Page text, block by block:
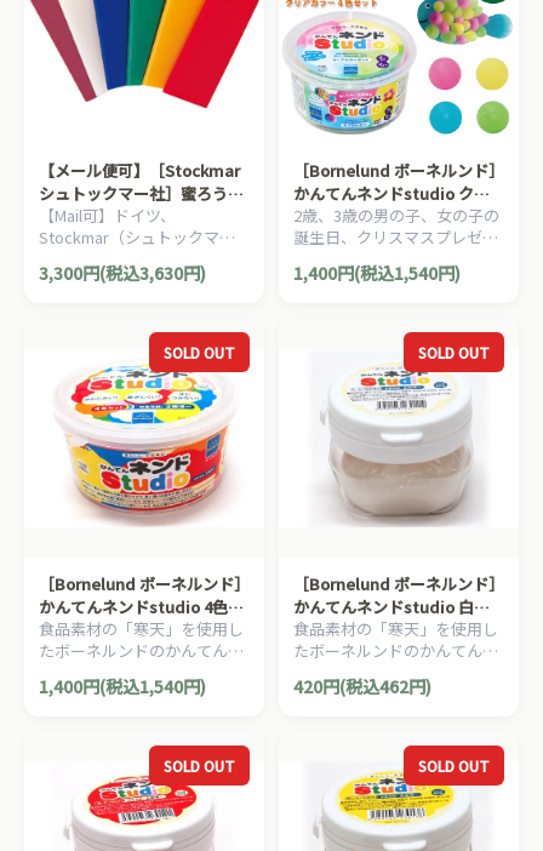
【メール便可】［Stockmar
シュトックマー社］蜜ろう粘
土 6色6枚セット 125g
【Mail可】ドイツ、
Stockmar（シュトックマー
社）の高い透明感と美しい発
色を持つ安全性の高い自然素
3,300円(税込3,630円)
［Bornelund ボーネルンド］
かんてんネンドstudio クリ
アカラー4色セット クリアピ
ンク/クリアイエロー/クリア
グリーン/クリアブルー 寒天
粘土 工作 おうち時間 2歳頃か
2歳、3歳の男の子、女の子の
誕生日、クリスマスプレゼン
トにおすすめの、Bornelund
ボーネルンドの手にくっつき
1,400円(税込1,540円)
SOLD OUT
［Bornelund ボーネルンド］
かんてんネンドstudio 4色セ
ット白/赤/黄/青 （寒天粘土）
食品素材の「寒天」を使用し
たボーネルンドのかんてんネ
ンド（寒天粘土）4色セッ
ト。はじめてのねんど遊びに
1,400円(税込1,540円)
SOLD OUT
［Bornelund ボーネルンド］
かんてんネンドstudio 白
（寒天粘土）
食品素材の「寒天」を使用し
たボーネルンドのかんてんネ
ンド（寒天粘土）。はじめて
のねんど遊びにもオススメで
420円(税込462円)
SOLD OUT SOLD OUT